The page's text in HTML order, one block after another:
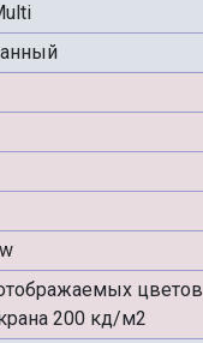
цветов
200 кд/м2